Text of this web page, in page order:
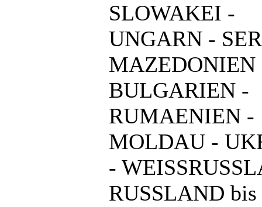
SLOWAKEI -
UNGARN -
MAZEDONIEN
BULGARIEN -
RUMAENIEN -
MOLDAU -
-
RUSSLAND bis